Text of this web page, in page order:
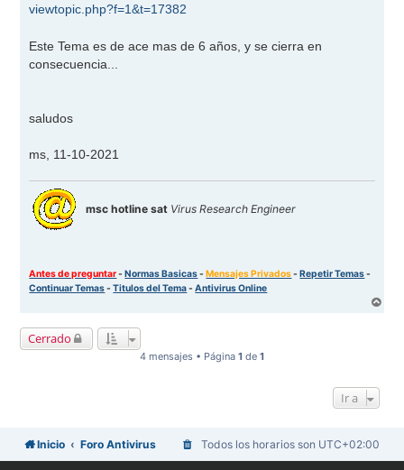
e
viewtopic.php?f=1&t=17382
Este Tema es de ace mas de 6 años, y se cierra en
consecuencia...
saludos
ms, 11-10-2021
msc hotline sat Virus Research Engineer
Antes de preguntar-Normas Basicas-Mensajes Privados-Repetir Temas-
Continuar Temas-Titulos del Tema-Antivirus Online
Cerrado
4 mensajes • Página 1 de 1
Ir a
Inicio Foro Antivirus Todos los horarios son UTC+02:00